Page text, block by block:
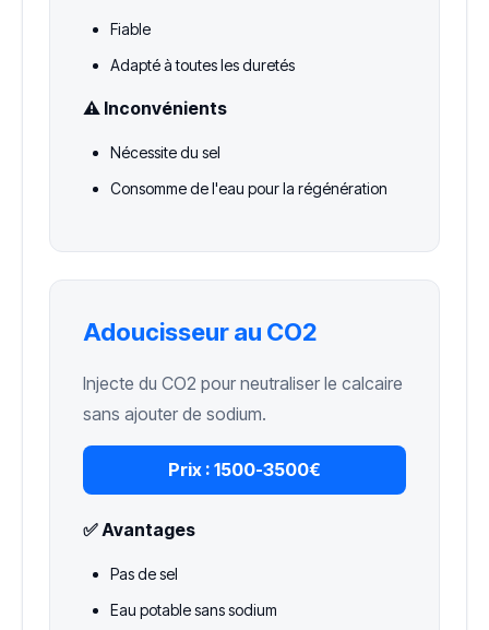
Fiable
Adapté à toutes les duretés
⚠️ Inconvénients
Nécessite du sel
Consomme de l'eau pour la régénération
Adoucisseur au CO2
Injecte du CO2 pour neutraliser le calcaire
sans ajouter de sodium.
Prix : 1500-3500€
✅ Avantages
Pas de sel
Eau potable sans sodium